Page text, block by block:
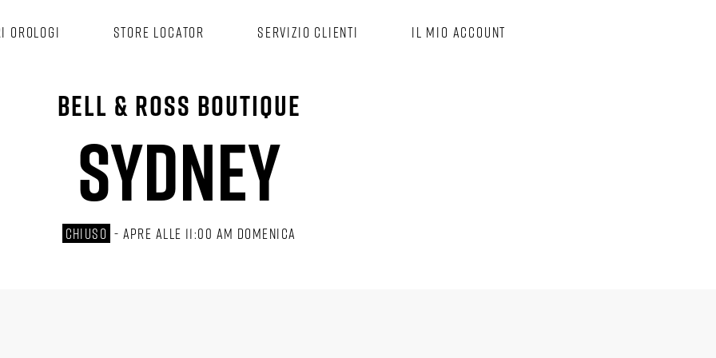
OROLOGI STORE LOCATOR SERVIZIO CLIENTI IL MIO ACCOUNT
BELL & ROSS BOUTIQUE
SYDNEY
CHIUSO - APRE ALLE 11:00 AM DOMENICA